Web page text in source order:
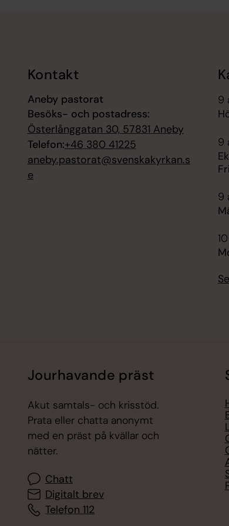
Kontakt
Aneby pastorat
Besöks- och postadress:
Österlånggatan 30, 57831 Aneby
Telefon:+46 380 41225
aneby.pastorat@svenskakyrkan.s
e
9
9
9
Jourhavande präst
Akut samtals- och krisstöd.
Prata eller chatta anonymt
med en präst på kvällar och
nätter.
Chatt
Digitalt brev
Telefon 112